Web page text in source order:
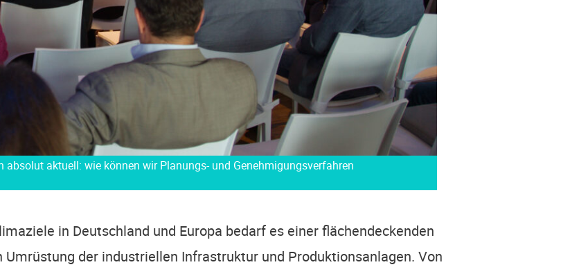
aktuell: wie können wir Planungs- und Genehmigungsverfahren
in Deutsch­land und Euro­pa bedarf es einer flä­chen­de­cken­den
der indus­tri­el­len Infra­struk­tur und Pro­duk­ti­ons­an­la­gen. Von